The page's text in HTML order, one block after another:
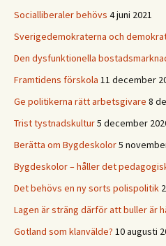
Socialliberaler behövs 4 juni 2021
Sverigedemokraterna och
Den dysfunktionella
Framtidens förskola 11 december
Ge politikerna rätt arbetsgivare 8
Trist tystnadskultur5 december
Berätta om Bygdeskolor5
Bygdeskolor – håller det
Det behövs en ny sorts polispolitik
Lagen är sträng därför att buller är
Gotland som klanvälde? 10 augusti